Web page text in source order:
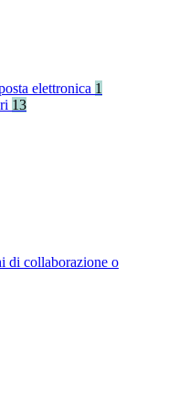
elettronica 1
13
di collaborazione o